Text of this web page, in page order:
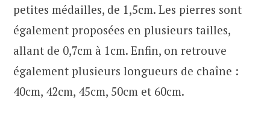
petites médailles, de 1,5cm. Les pierres sont
également proposées en plusieurs tailles,
allant de 0,7cm à 1cm. Enfin, on retrouve
également plusieurs longueurs de chaîne :
40cm, 42cm, 45cm, 50cm et 60cm.